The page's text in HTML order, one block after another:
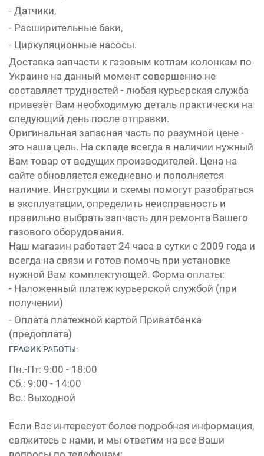
- Датчики,
- Расширительные баки,
- Циркуляционные насосы.
Доставка запчасти к газовым котлам колонкам по
Украине на данный момент совершенно не
составляет трудностей - любая курьерская служба
привезёт Вам необходимую деталь практически на
следующий день после отправки.
Оригинальная запасная часть по разумной цене -
это наша цель. На складе всегда в наличии нужный
Вам товар от ведущих производителей. Цена на
сайте обновляется ежедневно и пополняется
наличие. Инструкции и схемы помогут разобраться
в эксплуатации, определить неисправность и
правильно выбрать запчасть для ремонта Вашего
газового оборудования.
Наш магазин работает 24 часа в сутки с 2009 года и
всегда на связи и готов помочь при установке
нужной Вам комплектующей. Форма оплаты:
- Наложенный платеж курьерской службой (при
получении)
- Оплата платежной картой Приватбанка
(предоплата)
ГРАФИК РАБОТЫ:
Пн.-Пт: 9:00 - 18:00
Сб.: 9:00 - 14:00
Вс.: Выходной
Если Вас интересует более подробная информация,
свяжитесь с нами, и мы ответим на все Ваши